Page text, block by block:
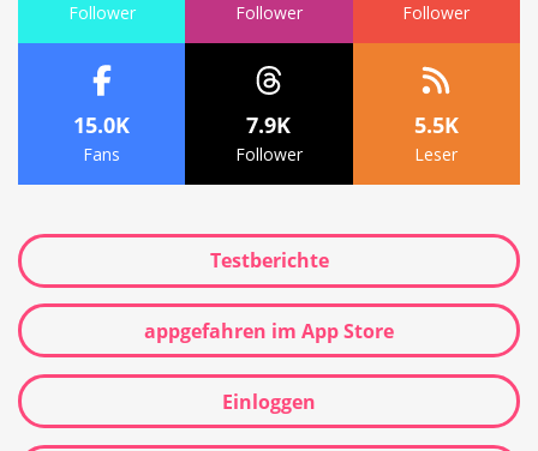
Follower Follower Follower
15.0K
Fans
7.9K
Follower
5.5K
Leser
Testberichte
appgefahren im App Store
Einloggen